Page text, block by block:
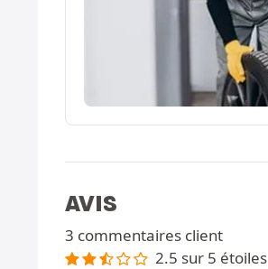
AVIS
3 commentaires client
2.5 sur 5 étoiles